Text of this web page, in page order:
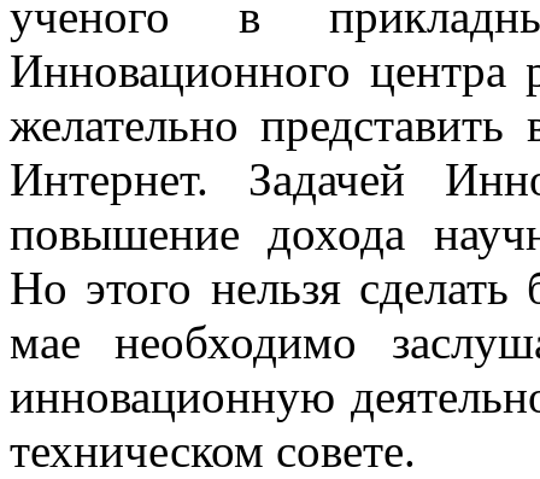
ученого в
Инновационного центра
желательно
Интернет. Задачей
повышение дохода
Но этого нельзя
мае необходимо
инновационную
техническом совете.